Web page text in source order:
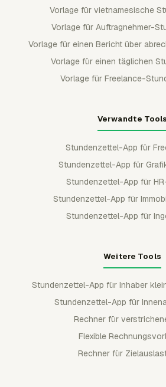
Vorlage für vietnamesische
Vorlage für Auftragnehmer-
Vorlage für einen Bericht über
Vorlage für einen täglichen
Vorlage für Freelance-
Verwandte Tools
Stundenzettel-App für
Stundenzettel-App für
Stundenzettel-App für
Stundenzettel-App für
Stundenzettel-App für
Weitere Tools
Stundenzettel-App für Inhaber
Stundenzettel-App für
Rechner für
Flexible
Rechner für